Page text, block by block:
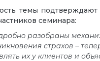
темы
семинара:
разобраны
страхов –
их у клиентов и